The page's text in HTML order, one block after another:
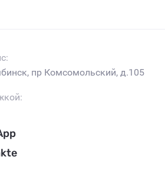
пр Комсомольский, д.105